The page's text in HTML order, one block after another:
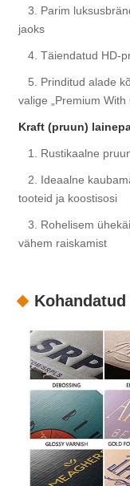
3. Parim
jaoks
4. Täiendatud HD-
5. Prinditud alade
valige „Premium With
Kraft (pruun)
1. Rustikaalne
2. Ideaalne
tooteid ja koostisosi
3. Rohelisem
vähem raiskamist